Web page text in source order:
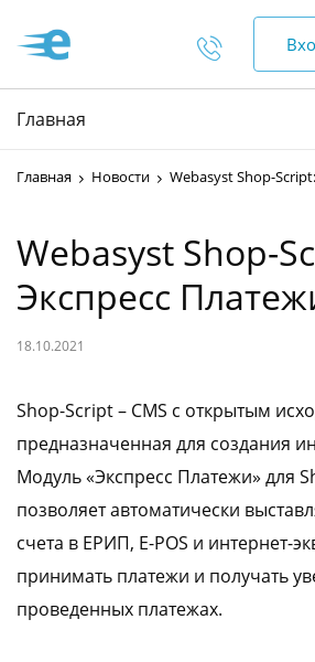
Отдел по
клиентами
+375 (44)
+375 (29)
Главная
Главная Новости Webasyst Shop-
Webasyst Shop-
Экспресс
18.10.2021
Shop-Script – CMS с открытым
предназначенная для создания
Модуль «Экспресс Платежи» для
позволяет автоматически
счета в ЕРИП, E-POS и интернет-
принимать платежи и получать
проведенных платежах.